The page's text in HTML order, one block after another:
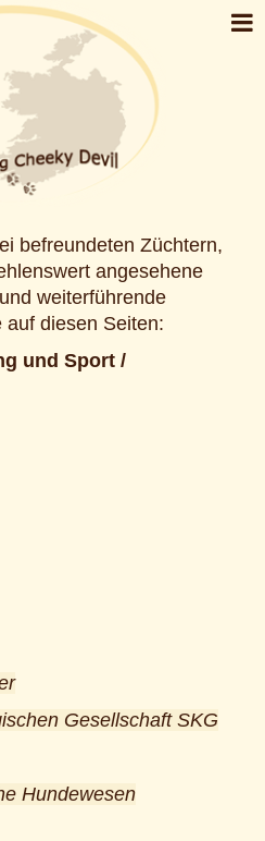
befreundeten Züchtern,
angesehene
weiterführende
auf diesen Seiten:
und Sport /
Gesellschaft SKG
Hundewesen